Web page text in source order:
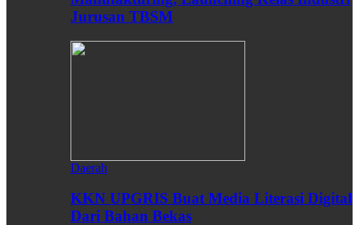
Jurusan TBSM
Daerah
KKN UPGRIS Buat Media Literasi Digital
Dari Bahan Bekas